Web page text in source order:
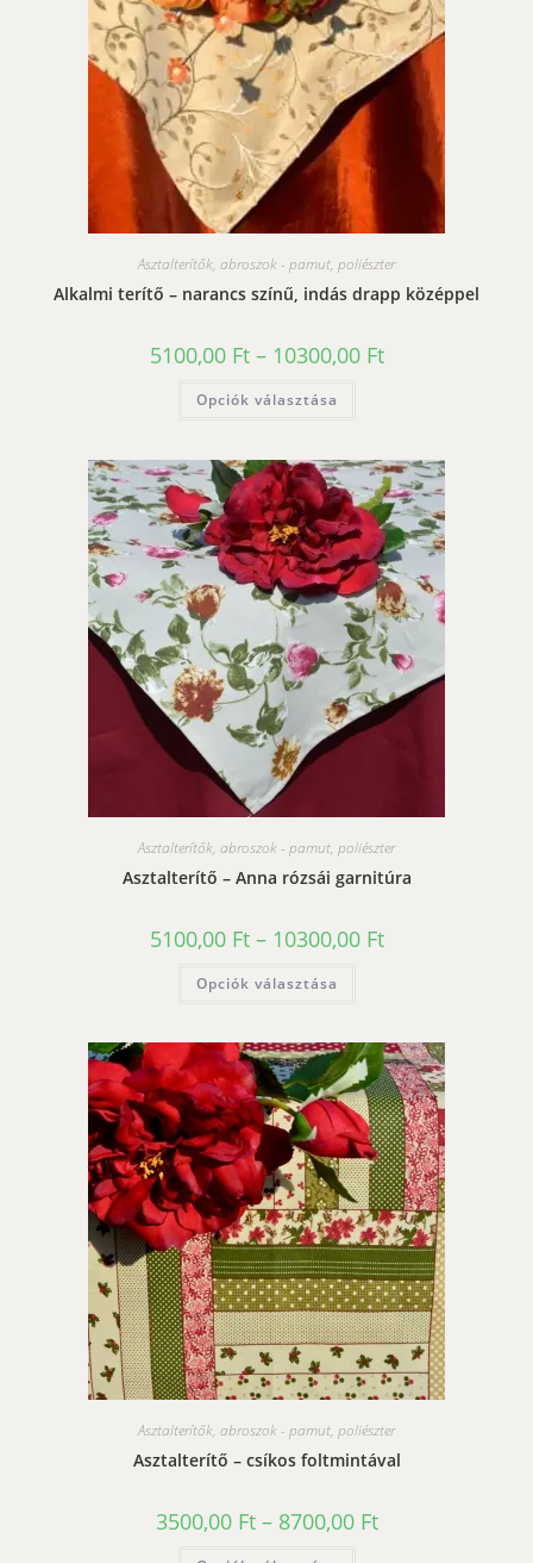
Asztalterítők, abroszok - pamut, poliészter
Alkalmi terítő – narancs színű, indás drapp középpel
5100,00 Ft – 10300,00 FtÁrtartomány:
5100,00 Ft
Opciók választása
van.
A
változatok
a
termékoldalon
választhatók
ki
Asztalterítők, abroszok - pamut, poliészter
Asztalterítő – Anna rózsái garnitúra
5100,00 Ft – 10300,00 FtÁrtartomány:
5100,00 Ft
Opciók választása
van.
A
változatok
a
termékoldalon
választhatók
ki
Asztalterítők, abroszok - pamut, poliészter
Asztalterítő – csíkos foltmintával
3500,00 Ft – 8700,00 FtÁrtartomány:
3500,00 Ft